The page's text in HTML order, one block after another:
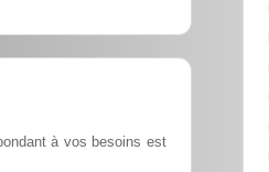
à vos besoins est